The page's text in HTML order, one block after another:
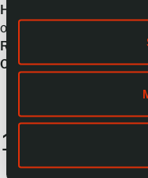
Hinta:
2 €/oppilas,
oppilasryhmän kanssa
Ryhmän koko:
Opetussuunnitelma:L1,
10.